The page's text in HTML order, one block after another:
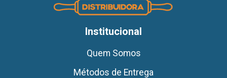
Institucional
Quem Somos
Métodos de Entrega